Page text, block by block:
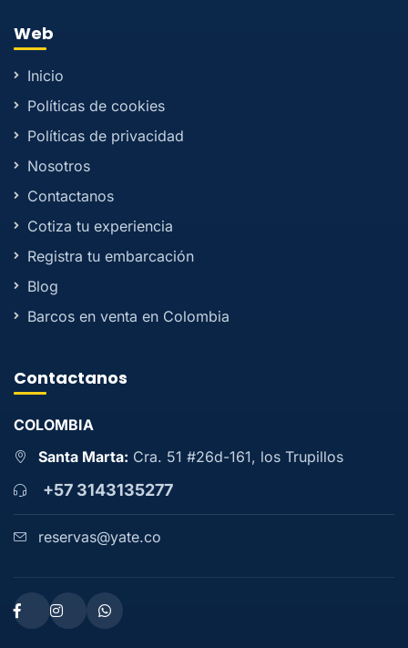
Web
Inicio
Políticas de cookies
Políticas de privacidad
Nosotros
Contactanos
Cotiza tu experiencia
Registra tu embarcación
Blog
Barcos en venta en Colombia
Contactanos
COLOMBIA
Santa Marta: Cra. 51 #26d-161, los Trupillos
+57 3143135277
reservas@yate.co